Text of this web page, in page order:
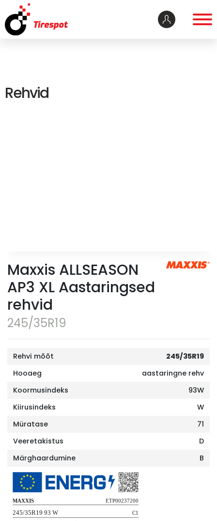
Rehvid
245/35R19
Maxxis ALLSEASON
AP3 XL Aastaringsed
rehvid
Rehvi mõõt
245/35R19
Hooaeg
aastaringne rehv
Koormusindeks
93W
Kiirusindeks
W
Müratase
71
Veeretakistus
D
Märghaardumine
B